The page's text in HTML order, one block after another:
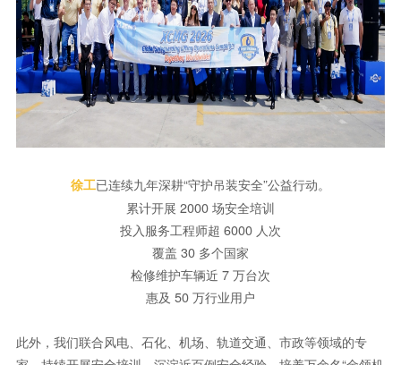
徐工已连续九年深耕“守护吊装安全”公益行动。
累计开展 2000 场安全培训
投入服务工程师超 6000 人次
覆盖 30 多个国家
检修维护车辆近 7 万台次
惠及 50 万行业用户
此外，我们联合风电、石化、机场、轨道交通、市政等领域的专